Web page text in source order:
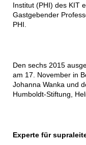
Institut (PHI) des KIT
Gastgebender
PHI.
Den sechs 2015
am 17. November in
Johanna Wanka und
Humboldt-Stiftung,
Experte für